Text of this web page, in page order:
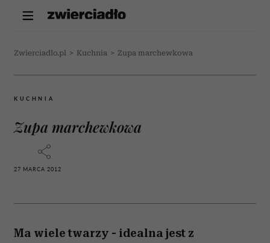
Zwierciadlo.pl > Kuchnia > Zupa marchewkowa
KUCHNIA
Zupa marchewkowa
27 MARCA 2012
Ma wiele twarzy - idealna jest z